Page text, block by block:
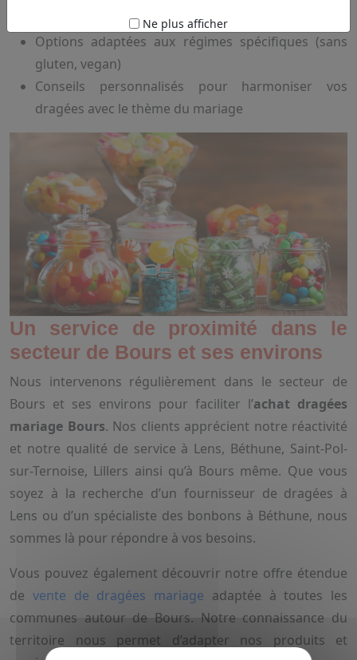
Ne plus afficher
voir notre sélection de toopers
Options adaptées aux régimes spécifiques (sans
gluten, vegan)
Conseils personnalisés pour harmoniser vos
dragées avec le thème du mariage
Un service de proximité dans le
secteur de Bours et ses environs
Nous intervenons régulièrement dans le secteur de
Bours et ses environs pour faciliter l’achat dragées
mariage Bours. Nos clients apprécient notre réactivité
et notre qualité de service à Lens, Béthune, Saint-Pol-
sur-Ternoise, Lillers ainsi qu’à Bours même. Que vous
soyez à la recherche d’un fournisseur de dragées à
Lens ou d’un spécialiste des bonbons à Béthune, nous
sommes là pour répondre à vos besoins.
Vous pouvez également découvrir notre offre étendue
de vente de dragées mariage adaptée à toutes les
communes autour de Bours. Notre connaissance du
territoire nous permet d’adapter nos produits et